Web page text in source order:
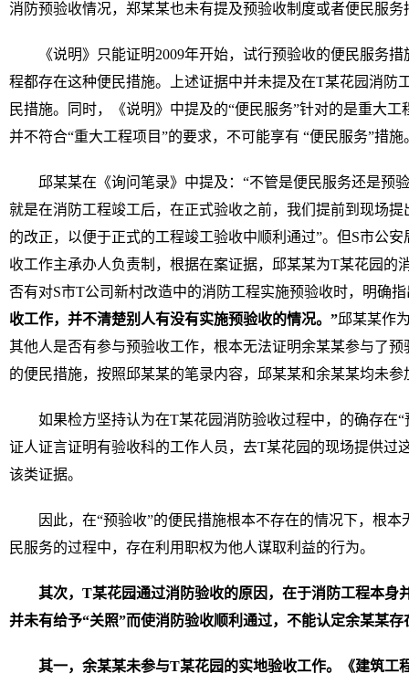
消防预验收情况，郑某某也未有提及预验收制度或者便民服务
《说明》只能证明2009年开始，试行预验收的便民服务
程都存在这种便民措施。上述证据中并未提及在T某花园消防
民措施。同时，《说明》中提及的“便民服务”针对的是重大
并不符合“重大工程项目”的要求，不可能享有 “便民服务”措施
邱某某在《询问笔录》中提及：“不管是便民服务还是预
就是在消防工程竣工后，在正式验收之前，我们提前到现场
的改正，以便于正式的工程竣工验收中顺利通过”。但S市公
收工作主承办人负责制，根据在案证据，邱某某为T某花园的
否有对S市T公司新村改造中的消防工程实施预验收时，明确
收工作，并不清楚别人有没有实施预验收的情况。”邱某某作
其他人是否有参与预验收工作，根本无法证明余某某参与了预
的便民措施，按照邱某某的笔录内容，邱某某和余某某均未参
如果检方坚持认为在T某花园消防验收过程中，的确存在
证人证言证明有验收科的工作人员，去T某花园的现场提供过
该类证据。
因此，在“预验收”的便民措施根本不存在的情况下，根
民服务的过程中，存在利用职权为他人谋取利益的行为。
其次，T某花园通过消防验收的原因，在于消防工程本身
并未有给予“关照”而使消防验收顺利通过，不能认定余某某
其一，余某某未参与T某花园的实地验收工作。《建筑工